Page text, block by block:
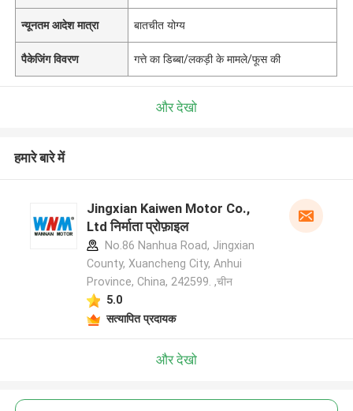
न्यूनतम आदेश मात्रा बातचीत योग्य
पैकेजिंग विवरण गत्ते का डिब्बा/लकड़ी के मामले/फूस की
और देखो
हमारे बारे में
Jingxian Kaiwen Motor Co.,
Ltd निर्माता प्रोफ़ाइल
No.86 Nanhua Road, Jingxian
County, Xuancheng City, Anhui
Province, China, 242599. ,चीन
5.0
सत्यापित प्रदायक
और देखो